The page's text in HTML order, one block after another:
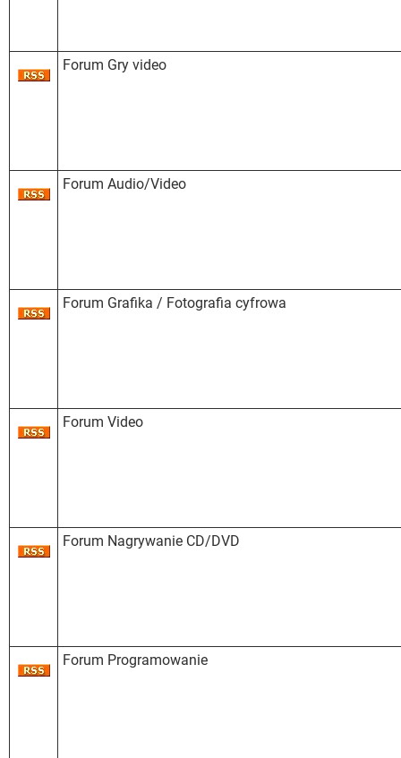
Forum Gry video
Forum Audio/Video
Forum Grafika / Fotografia cyfrowa
Forum Video
Forum Nagrywanie CD/DVD
Forum Programowanie